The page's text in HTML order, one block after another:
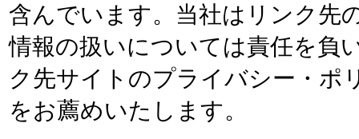
含んでいます。当社はリンク先
情報の扱いについては責任を負
ク先サイトのプライバシー・ポ
をお薦めいたします。